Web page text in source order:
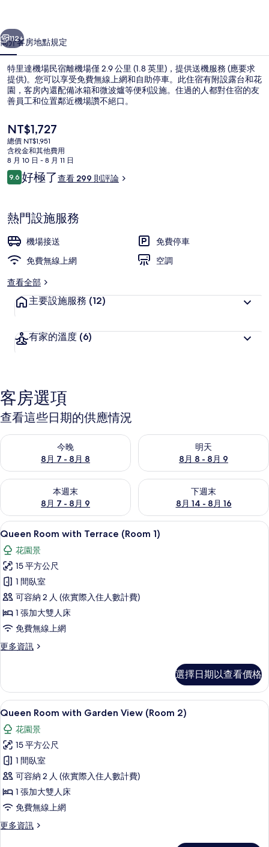
的
相
片
集
個 下一個
112+
簡介客房地點規定
特里達機場民宿離機場僅 2.9 公里 (1.8 英里)，提供送機服務 (應要求
提供)。您可以享受免費無線上網和自助停車。此住宿有附設露台和花
園，客房內還配備冰箱和微波爐等便利設施。住過的人都對住宿的友
善員工和位置鄰近機場讚不絕口。
目
前
的
價
格
是
NT$1,727
總價 NT$1,951
含稅金和其他費用
8 月 10 日 - 8 月 11 日
評
論
9.69.6 分，滿分 10 分，
好極了查看 299 則評論
熱門設施服務
機場接送
免費停車
免費無線上網
空調
查看全部
主要設施服務 (12)
有家的溫度 (6)
客房選項
查看這些日期的供應情況
今晚
8月 7 - 8月 8
查看今晚 (8月 7 - 8月 8) 的供應情況
明天
8月 8 - 8月 9
查看明天 (8月 8 - 8月 9) 的供
本週末
8月 7 - 8月 9
查看本週末 (8月 7 - 8月 9) 的供應情況
下週末
8月 14 - 8月 16
查看下週末 (8月 14 - 8月 16)
顯
示
Queen
Room
with
Terrace
(Room
1)
的
相
片
高級寢具、羽絨被、免費無線上網、
27
Queen Room with Terrace (Room 1)
花園景
15 平方公尺
1 間臥室
可容納 2 人 (依實際入住人數計費)
1 張加大雙人床
免費無線上網
更多資訊
更
with
Terrace
(Room
的
詳
情
選擇日期以查看價格
顯
示
Queen
Room
with
Garden
View
(Room
2)
Queen Room with Garden View
28
Queen Room with Garden View (Room 2)
花園景
15 平方公尺
1 間臥室
可容納 2 人 (依實際入住人數計費)
1 張加大雙人床
免費無線上網
更多資訊
更